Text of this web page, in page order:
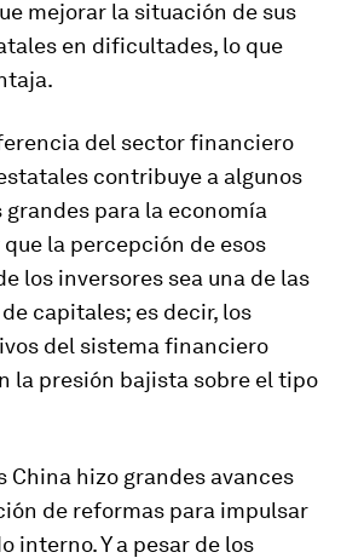
mejorar la situación de sus
en dificultades, lo que
del sector financiero
contribuye a algunos
grandes para la economía
la percepción de esos
los inversores sea una de las
capitales; es decir, los
del sistema financiero
la presión bajista sobre el tipo
China hizo grandes avances
de reformas para impulsar
interno. Y a pesar de los